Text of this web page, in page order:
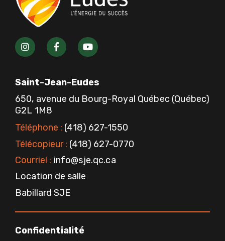
I
n
s
a
g
r
a
m
F
a
c
o
o
k
Y
o
u
u
b
e
Saint-Jean-Eudes
650, avenue du Bourg-Royal Québec (Québec)
G2L 1M8
Téléphone : (418) 627-1550
Télécopieur : (418) 627-0770
Courriel : info@sje.qc.ca
Location de salle
Babillard SJE
Confidentialité